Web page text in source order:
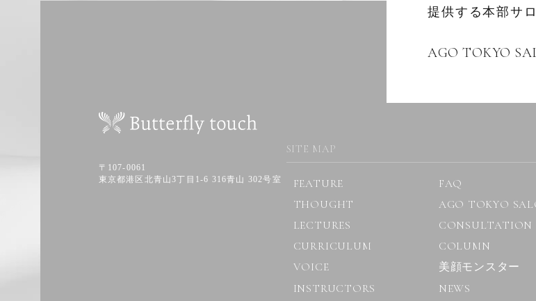
提供する本部サ
AGO TOKYO
〒107-0061
東京都港区北青山3丁目1-6 316青山 302号室
SITE MAP
FEATURE
FAQ
THOUGHT
AGO TOKYO
LECTURES
CONSULTATION
CURRICULUM
COLUMN
VOICE
美顔モンスター
INSTRUCTORS
NEWS